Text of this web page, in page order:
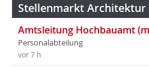
Stellenmarkt Architektur
Amtsleitung Hochbauamt
Personalabteilung
vor 7 h